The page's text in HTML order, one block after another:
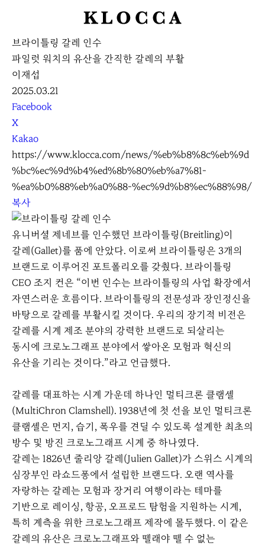
K
O
C
브라이틀링 갈레 인수
파일럿 워치의 유산을 간직한 갈레의 부활
이재섭
2025.03.21
S
N
S
S
h
a
r
e
Facebook
X
Kakao
https://www.klocca.com/news/%eb%b8%8c%eb%9d
%bc%ec%9d%b4%ed%8b%80%eb%a7%81-
%ea%b0%88%eb%a0%88-%ec%9d%b8%ec%88%98/
복사
유니버셜 제네브를 인수했던 브라이틀링(Breitling)이
갈레(Gallet)를 품에 안았다. 이로써 브라이틀링은 3개의
브랜드로 이루어진 포트폴리오를 갖췄다. 브라이틀링
CEO 조지 컨은 “이번 인수는 브라이틀링의 사업 확장에서
자연스러운 흐름이다. 브라이틀링의 전문성과 장인정신을
바탕으로 갈레를 부활시킬 것이다. 우리의 장기적 비전은
갈레를 시계 제조 분야의 강력한 브랜드로 되살리는
동시에 크로노그래프 분야에서 쌓아온 모험과 혁신의
유산을 기리는 것이다.”라고 언급했다.
갈레를 대표하는 시계 가운데 하나인 멀티크론 클램셸
(MultiChron Clamshell). 1938년에 첫 선을 보인 멀티크론
클램셸은 먼지, 습기, 폭우를 견딜 수 있도록 설계한 최초의
방수 및 방진 크로노그래프 시계 중 하나였다.
갈레는 1826년 줄리앙 갈레(Julien Gallet)가 스위스 시계의
심장부인 라쇼드퐁에서 설립한 브랜드다. 오랜 역사를
자랑하는 갈레는 모험과 장거리 여행이라는 테마를
기반으로 레이싱, 항공, 오프로드 탐험을 지원하는 시계,
특히 계측을 위한 크로노그래프 제작에 몰두했다. 이 같은
갈레의 유산은 크로노그래프와 뗄래야 뗄 수 없는